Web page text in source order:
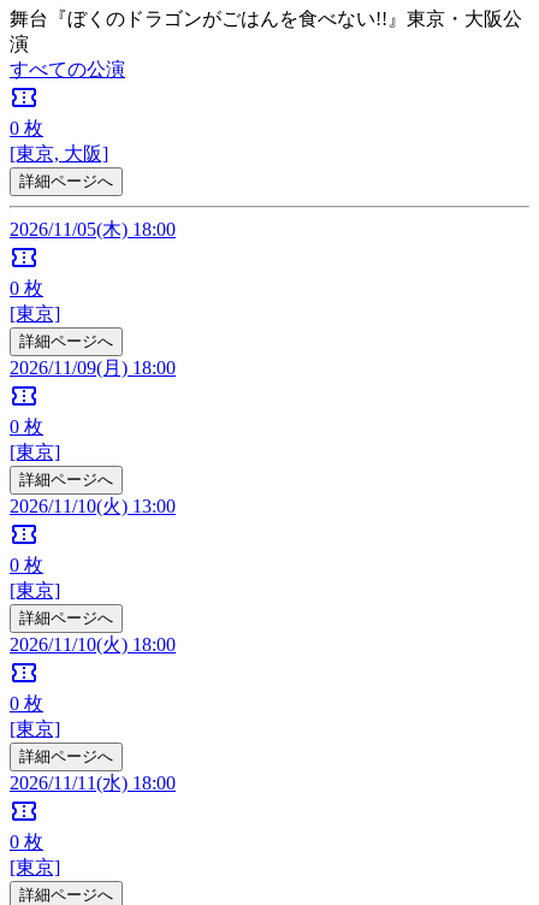
舞台『ぼくのドラゴンがごはんを食べない!!』東京・大阪公
演
すべての公演
confirmation_number
0 枚
[東京, 大阪]
詳細ページへ
2026/11/05(木) 18:00
confirmation_number
0 枚
[東京]
詳細ページへ
2026/11/09(月) 18:00
confirmation_number
0 枚
[東京]
詳細ページへ
2026/11/10(火) 13:00
confirmation_number
0 枚
[東京]
詳細ページへ
2026/11/10(火) 18:00
confirmation_number
0 枚
[東京]
詳細ページへ
2026/11/11(水) 18:00
confirmation_number
0 枚
[東京]
詳細ページへ